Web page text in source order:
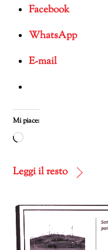
Facebook
WhatsApp
E-mail
Mi piace:
Caricamento
corso…
Leggi il resto